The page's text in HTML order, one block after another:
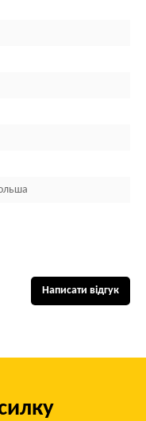
Написати відгук